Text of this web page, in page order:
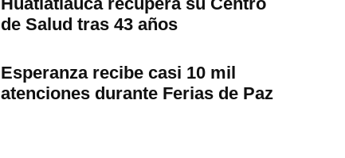
de Salud tras 43 años
Esperanza recibe casi 10 mil
atenciones durante Ferias de Paz